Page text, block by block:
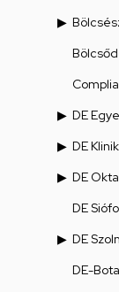
DE
DE
DE
DE
DE
DE-